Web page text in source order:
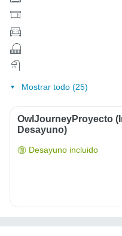
Mostrar todo (25)
OwlJourneyProyecto
Desayuno)
Desayuno incluido